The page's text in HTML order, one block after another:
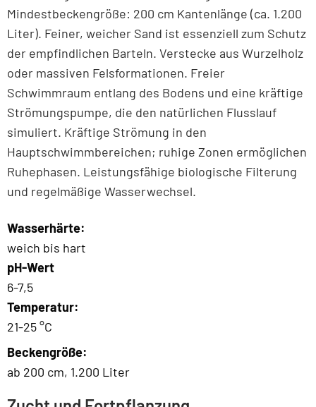
Mindestbeckengröße: 200 cm Kantenlänge (ca. 1.200
Liter). Feiner, weicher Sand ist essenziell zum Schutz
der empfindlichen Barteln. Verstecke aus Wurzelholz
oder massiven Felsformationen. Freier
Schwimmraum entlang des Bodens und eine kräftige
Strömungspumpe, die den natürlichen Flusslauf
simuliert. Kräftige Strömung in den
Hauptschwimmbereichen; ruhige Zonen ermöglichen
Ruhephasen. Leistungsfähige biologische Filterung
und regelmäßige Wasserwechsel.
Wasserhärte:
weich bis hart
pH-Wert
6-7,5
Temperatur:
21-25 °C
Beckengröße:
ab 200 cm, 1.200 Liter